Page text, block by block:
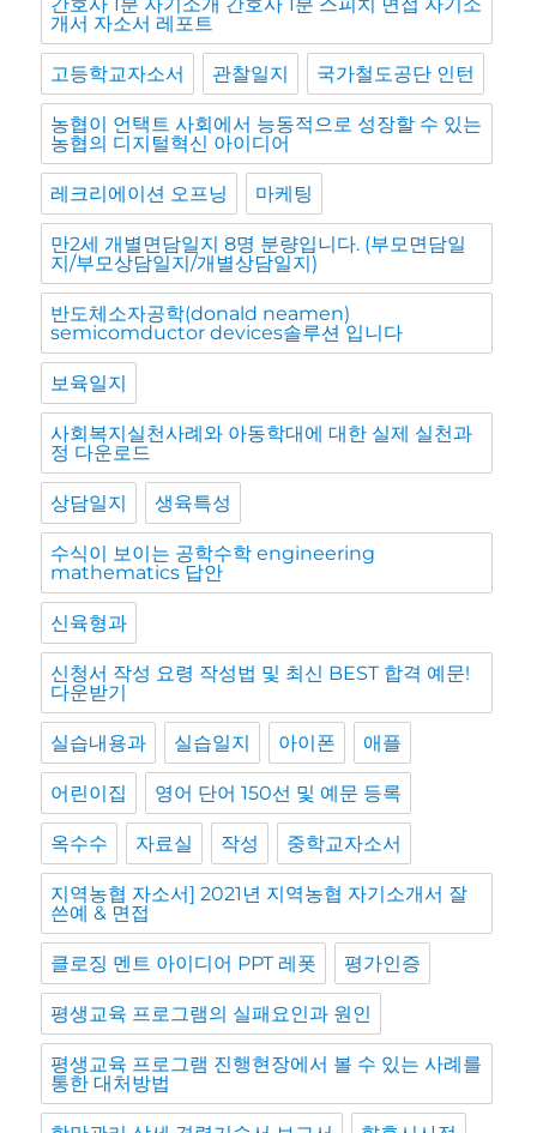
개서 자소서 레포트
고등학교자소서 관찰일지 국가철도공단 인턴
농협이 언택트 사회에서 능동적으로 성장할 수 있는
농협의 디지털혁신 아이디어
레크리에이션 오프닝 마케팅
만2세 개별면담일지 8명 분량입니다. (부모면담일
지/부모상담일지/개별상담일지)
반도체소자공학(donald neamen)
semicomductor devices솔루션 입니다
보육일지
사회복지실천사례와 아동학대에 대한 실제 실천과
정 다운로드
상담일지 생육특성
수식이 보이는 공학수학 engineering
mathematics 답안
신육형과
신청서 작성 요령 작성법 및 최신 BEST 합격 예문!
다운받기
실습내용과 실습일지 아이폰 애플
어린이집 영어 단어 150선 및 예문 등록
옥수수 자료실 작성 중학교자소서
지역농협 자소서] 2021년 지역농협 자기소개서 잘
쓴예 & 면접
클로징 멘트 아이디어 PPT 레폿 평가인증
평생교육 프로그램의 실패요인과 원인
평생교육 프로그램 진행현장에서 볼 수 있는 사례를
통한 대처방법